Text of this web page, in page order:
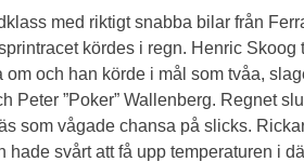
med riktigt snabba bilar från
kördes i regn. Henric
om och han körde i mål som tvåa,
Peter ”Poker” Wallenberg. Regnet
som vågade chansa på slicks.
hade svårt att få upp temperaturen i